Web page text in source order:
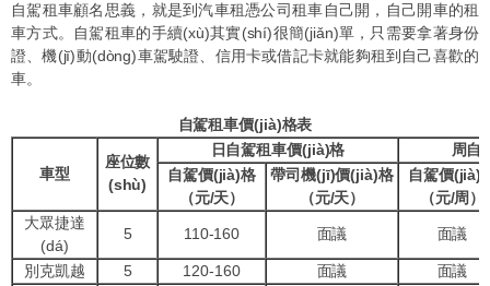
自駕租車顧名思義，就是到汽車租憑公司租車自己開，自己開車的租
車方式。自駕租車的手續(xù)其實(shí)很簡(jiǎn)單，只需要拿著身份
證、機(jī)動(dòng)車駕駛證、信用卡或借記卡就能夠租到自己喜歡的
車。
自駕租車價(jià)格表
車型
座位數
(shù)
日自駕租車價(jià)格
周自
自駕價(jià)格
（元/天）
帶司機(jī)價(jià)格
（元/天）
自駕價(jià)
（元/周）
大眾捷達
(dá)
5 110-160 面議 面議
別克凱越 5 120-160 面議
面議